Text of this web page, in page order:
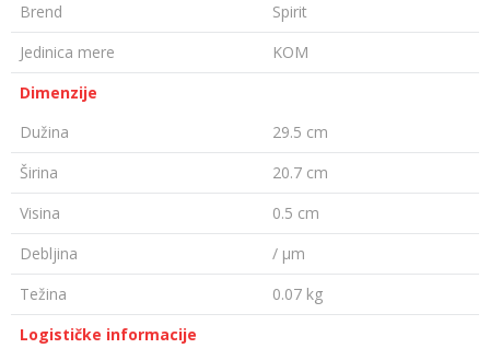
Brend
Spirit
Jedinica mere
KOM
Dimenzije
Dužina
29.5 cm
Širina
20.7 cm
Visina
0.5 cm
Debljina
/ µm
Težina
0.07 kg
Logističke informacije